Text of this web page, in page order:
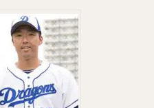
大田泰示（おおたたいし）
ァリード・有